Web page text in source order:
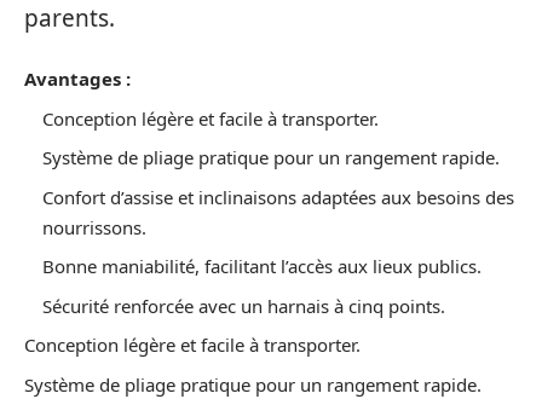
parents.
Avantages :
Conception légère et facile à transporter.
Système de pliage pratique pour un rangement rapide.
Confort d’assise et inclinaisons adaptées aux besoins des
nourrissons.
Bonne maniabilité, facilitant l’accès aux lieux publics.
Sécurité renforcée avec un harnais à cinq points.
Conception légère et facile à transporter.
Système de pliage pratique pour un rangement rapide.